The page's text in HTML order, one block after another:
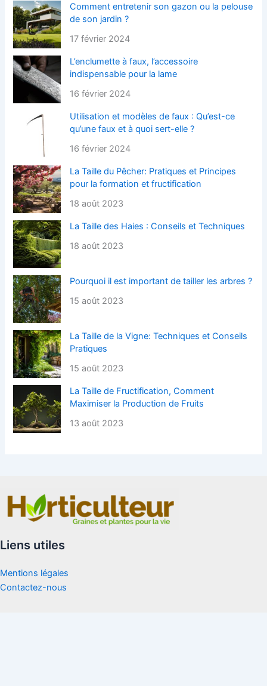
Comment entretenir son gazon ou la pelouse
de son jardin ?
17 février 2024
L’enclumette à faux, l’accessoire
indispensable pour la lame
16 février 2024
Utilisation et modèles de faux : Qu’est-ce
qu’une faux et à quoi sert-elle ?
16 février 2024
La Taille du Pêcher: Pratiques et Principes
pour la formation et fructification
18 août 2023
La Taille des Haies : Conseils et Techniques
18 août 2023
Pourquoi il est important de tailler les arbres ?
15 août 2023
La Taille de la Vigne: Techniques et Conseils
Pratiques
15 août 2023
La Taille de Fructification, Comment
Maximiser la Production de Fruits
13 août 2023
Liens utiles
Mentions légales
Contactez-nous